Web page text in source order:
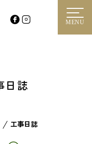
MENU
日誌
工事日誌